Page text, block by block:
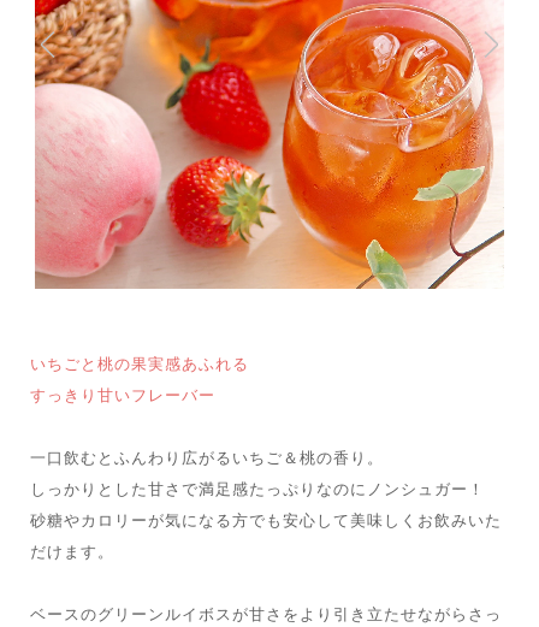
いちごと桃の果実感あふれる
すっきり甘いフレーバー
一口飲むとふんわり広がるいちご＆桃の香り。
しっかりとした甘さで満足感たっぷりなのにノンシュガー！
砂糖やカロリーが気になる方でも安心して美味しくお飲みいた
だけます。
ベースのグリーンルイボスが甘さをより引き立たせながらさっ